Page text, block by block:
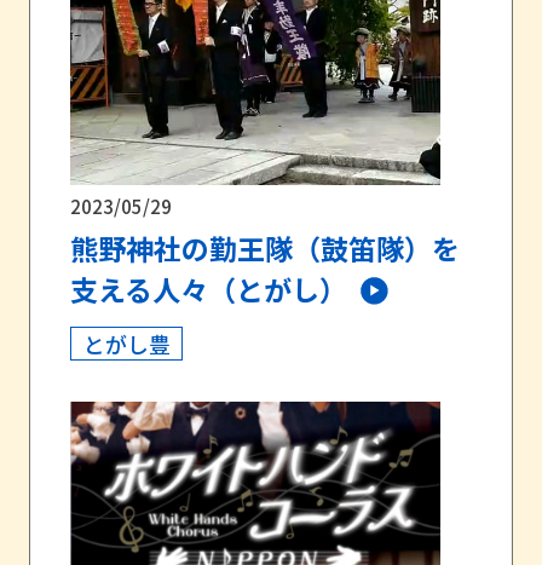
2023/05/29
熊野神社の勤王隊（鼓笛隊）を
支える人々（とがし）
とがし豊